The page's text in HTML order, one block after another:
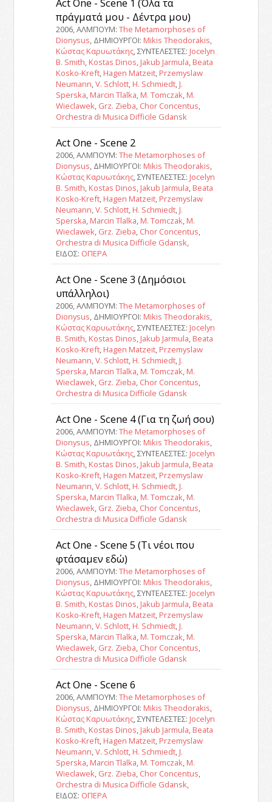
Act One - Scene 1 (Όλα τα
πράγματά μου - Δέντρα μου)
2006, ΑΛΜΠΟΥΜ: The Metamorphoses of
Dionysus, ΔΗΜΙΟΥΡΓΟΙ: Mikis Theodorakis,
Κώστας Καρυωτάκης, ΣΥΝΤΕΛΕΣΤΕΣ: Jocelyn
B. Smith, Kostas Dinos, Jakub Jarmula, Beata
Kosko-Kreft, Hagen Matzeit, Przemyslaw
Neumann,V. Schlott, H. Schmiedt, J.
Sperska, Marcin Tlalka, M. Tomczak, M.
Wieclawek, Grz. Zieba, Chor Concentus,
Orchestra di Musica Difficile Gdansk
Act One - Scene 2
2006, ΑΛΜΠΟΥΜ: The Metamorphoses of
Dionysus, ΔΗΜΙΟΥΡΓΟΙ: Mikis Theodorakis,
Κώστας Καρυωτάκης, ΣΥΝΤΕΛΕΣΤΕΣ: Jocelyn
B. Smith, Kostas Dinos, Jakub Jarmula, Beata
Kosko-Kreft, Hagen Matzeit, Przemyslaw
Neumann,V. Schlott, H. Schmiedt, J.
Sperska, Marcin Tlalka, M. Tomczak, M.
Wieclawek, Grz. Zieba, Chor Concentus,
Orchestra di Musica Difficile Gdansk,
ΕΙΔΟΣ: ΟΠΕΡΑ
Act One - Scene 3 (Δημόσιοι
υπάλληλοι)
2006, ΑΛΜΠΟΥΜ: The Metamorphoses of
Dionysus, ΔΗΜΙΟΥΡΓΟΙ: Mikis Theodorakis,
Κώστας Καρυωτάκης, ΣΥΝΤΕΛΕΣΤΕΣ: Jocelyn
B. Smith, Kostas Dinos, Jakub Jarmula, Beata
Kosko-Kreft, Hagen Matzeit, Przemyslaw
Neumann,V. Schlott, H. Schmiedt, J.
Sperska, Marcin Tlalka, M. Tomczak, M.
Wieclawek, Grz. Zieba, Chor Concentus,
Orchestra di Musica Difficile Gdansk
Act One - Scene 4 (Για τη ζωή σου)
2006, ΑΛΜΠΟΥΜ: The Metamorphoses of
Dionysus, ΔΗΜΙΟΥΡΓΟΙ: Mikis Theodorakis,
Κώστας Καρυωτάκης, ΣΥΝΤΕΛΕΣΤΕΣ: Jocelyn
B. Smith, Kostas Dinos, Jakub Jarmula, Beata
Kosko-Kreft, Hagen Matzeit, Przemyslaw
Neumann,V. Schlott, H. Schmiedt, J.
Sperska, Marcin Tlalka, M. Tomczak, M.
Wieclawek, Grz. Zieba, Chor Concentus,
Orchestra di Musica Difficile Gdansk
Act One - Scene 5 (Τι νέοι που
φτάσαμεν εδώ)
2006, ΑΛΜΠΟΥΜ: The Metamorphoses of
Dionysus, ΔΗΜΙΟΥΡΓΟΙ: Mikis Theodorakis,
Κώστας Καρυωτάκης, ΣΥΝΤΕΛΕΣΤΕΣ: Jocelyn
B. Smith, Kostas Dinos, Jakub Jarmula, Beata
Kosko-Kreft, Hagen Matzeit, Przemyslaw
Neumann,V. Schlott, H. Schmiedt, J.
Sperska, Marcin Tlalka, M. Tomczak, M.
Wieclawek, Grz. Zieba, Chor Concentus,
Orchestra di Musica Difficile Gdansk
Act One - Scene 6
2006, ΑΛΜΠΟΥΜ: The Metamorphoses of
Dionysus, ΔΗΜΙΟΥΡΓΟΙ: Mikis Theodorakis,
Κώστας Καρυωτάκης, ΣΥΝΤΕΛΕΣΤΕΣ: Jocelyn
B. Smith, Kostas Dinos, Jakub Jarmula, Beata
Kosko-Kreft, Hagen Matzeit, Przemyslaw
Neumann,V. Schlott, H. Schmiedt, J.
Sperska, Marcin Tlalka, M. Tomczak, M.
Wieclawek, Grz. Zieba, Chor Concentus,
Orchestra di Musica Difficile Gdansk,
ΕΙΔΟΣ: ΟΠΕΡΑ